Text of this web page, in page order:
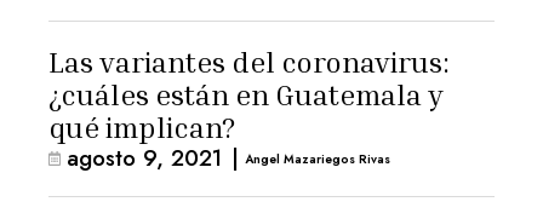
Las variantes del coronavirus:
¿cuáles están en Guatemala y
qué implican?
agosto 9, 2021 | Angel Mazariegos Rivas